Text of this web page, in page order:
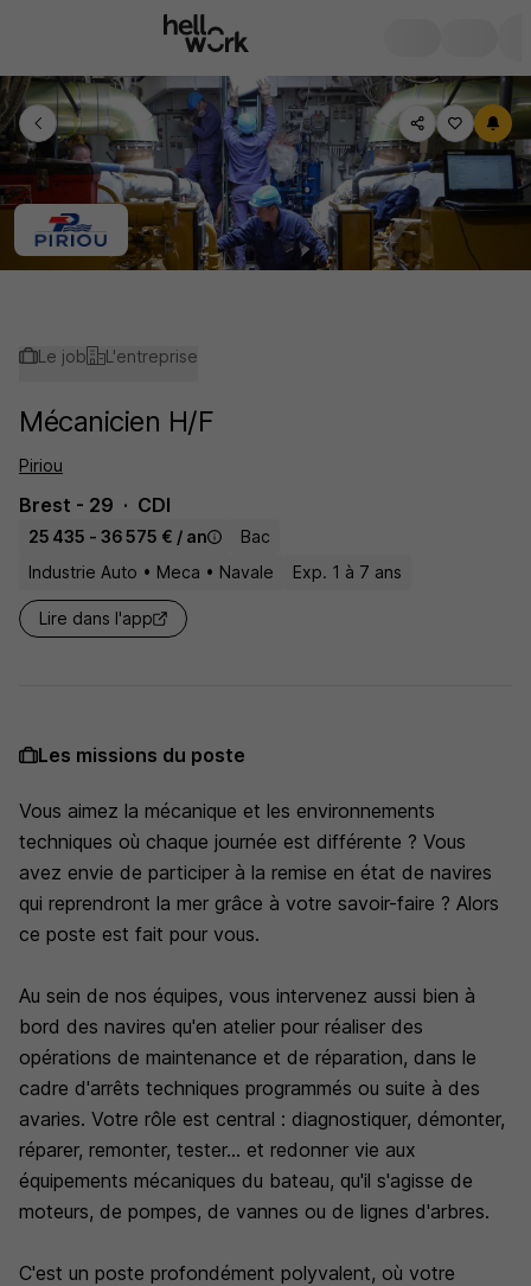
Le job L'entreprise
Mécanicien H/F
Piriou
Brest - 29 CDI
25 435 - 36 575 € / an
Bac
Industrie Auto • Meca • Navale
Exp. 1 à 7 ans
Lire dans l'app
Les missions du poste
Vous aimez la mécanique et les environnements
techniques où chaque journée est différente ? Vous
avez envie de participer à la remise en état de navires
qui reprendront la mer grâce à votre savoir-faire ? Alors
ce poste est fait pour vous.
Au sein de nos équipes, vous intervenez aussi bien à
bord des navires qu'en atelier pour réaliser des
opérations de maintenance et de réparation, dans le
cadre d'arrêts techniques programmés ou suite à des
avaries. Votre rôle est central : diagnostiquer, démonter,
réparer, remonter, tester... et redonner vie aux
équipements mécaniques du bateau, qu'il s'agisse de
moteurs, de pompes, de vannes ou de lignes d'arbres.
C'est un poste profondément polyvalent, où votre